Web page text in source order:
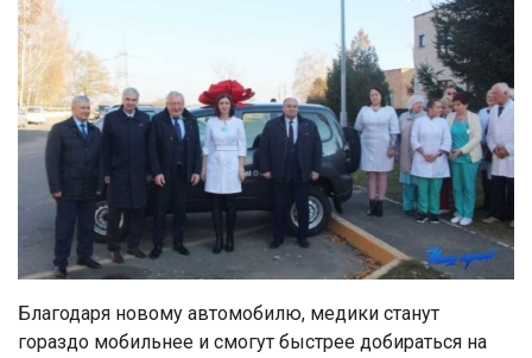
Благодаря новому автомобилю, медики станут
гораздо мобильнее и смогут быстрее добираться на